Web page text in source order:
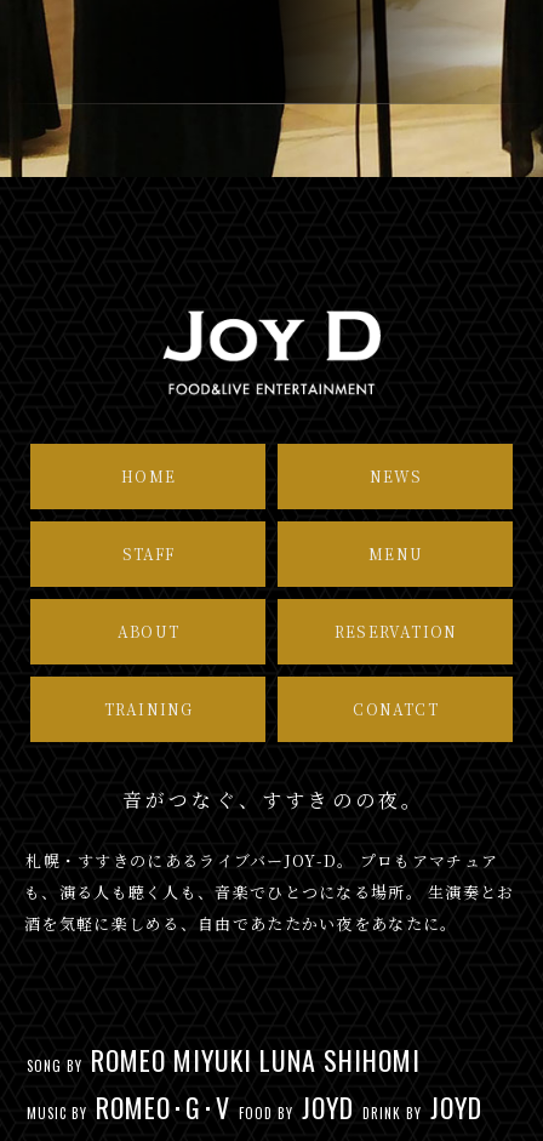
HOME NEWS
STAFF MENU
ABOUT RESERVATION
TRAINING CONATCT
音がつなぐ、すすきのの夜。
札幌・すすきのにあるライブバーJOY-D。 プロもアマチュア
も、演る人も聴く人も、音楽でひとつになる場所。 生演奏とお
酒を気軽に楽しめる、自由であたたかい夜をあなたに。
SONG BY ROMEO MIYUKI LUNA SHIHOMI
MUSIC BY ROMEO･G･V FOOD BY JOYD DRINK BY JOYD